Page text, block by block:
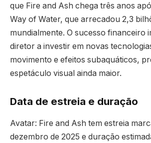
que Fire and Ash chega três anos
Way of Water, que arrecadou 2,3
mundialmente. O sucesso financeiro
diretor a investir em novas
movimento e efeitos subaquáticos,
espetáculo visual ainda maior.
Data de estreia e duração
Avatar: Fire and Ash tem estreia
dezembro de 2025 e duração